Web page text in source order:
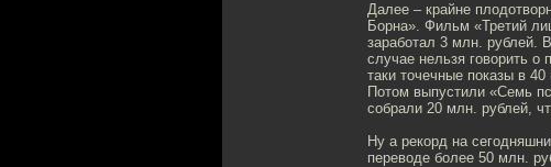
Далее – крайне
Борна». Фильм «Третий
заработал 3 млн. рублей.
случае нельзя говорить
таки точечные показы в
Потом выпустили «Семь
собрали 20 млн. рублей,
Ну а рекорд на
переводе более 50 млн.